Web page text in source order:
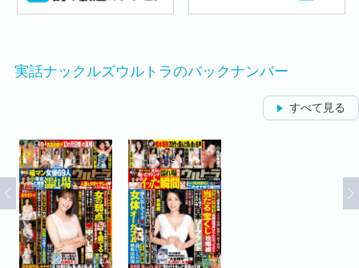
実話ナックルズウルトラのバックナンバー
すべて見る